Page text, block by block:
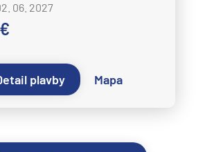
06. 2027
plavby Mapa